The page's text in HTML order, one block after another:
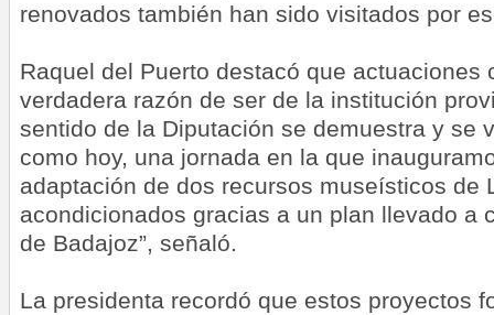
renovados también han sido visitados por
Raquel del Puerto destacó que actuaciones
verdadera razón de ser de la institución
sentido de la Diputación se demuestra y se
como hoy, una jornada en la que
adaptación de dos recursos museísticos de
acondicionados gracias a un plan llevado a
de Badajoz”, señaló.
La presidenta recordó que estos proyectos